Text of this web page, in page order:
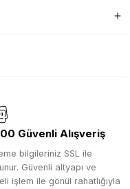
Güvenli Alışveriş
bilgileriniz SSL ile
Güvenli altyapı ve
işlem ile gönül rahatlığıyla